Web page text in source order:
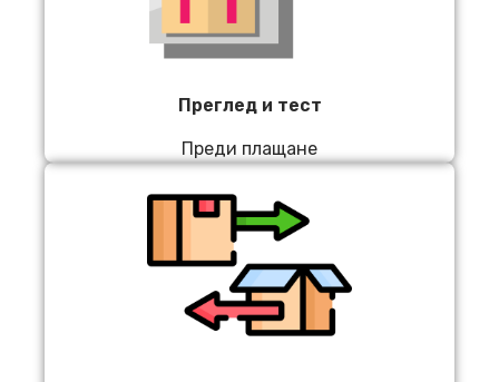
Преглед и тест
Преди плащане